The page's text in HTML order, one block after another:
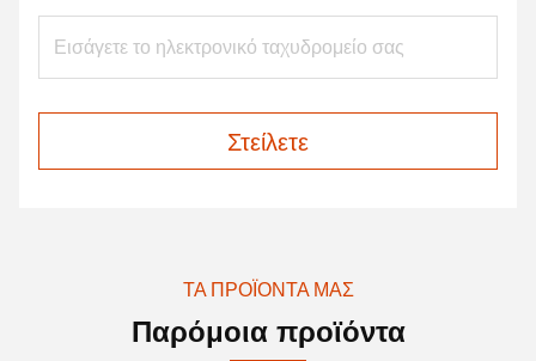
Στείλετε
ΤΑ ΠΡΟΪΌΝΤΑ ΜΑΣ
Παρόμοια προϊόντα